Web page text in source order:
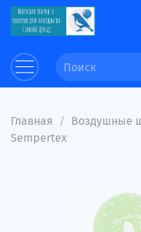
Главная Воздушные
Sempertex